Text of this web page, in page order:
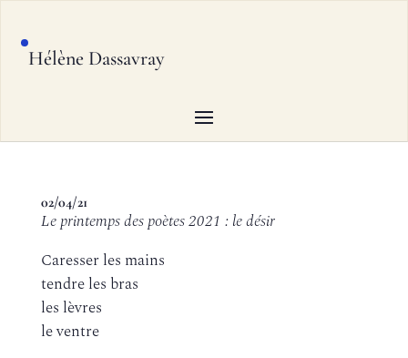
Hélène Dassavray
02/04/21
Le printemps des poètes 2021 : le désir
Caresser les mains
tendre les bras
les lèvres
le ventre